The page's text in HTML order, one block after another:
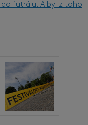
futrálu. A byl z toho